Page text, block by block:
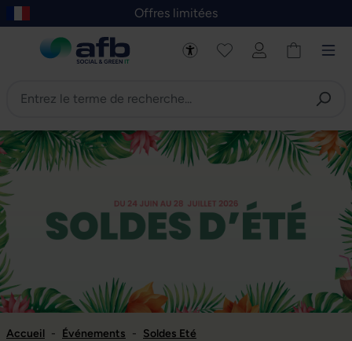
au contenu principal
Skip to B2B platform navigation
Offres limitées
Accueil - Événements - Soldes Eté